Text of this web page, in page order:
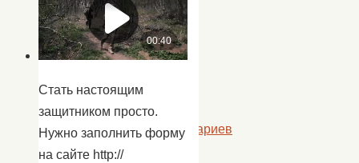
Комментариев
Стать настоящим
защитником просто.
Нужно заполнить форму
на сайте http://